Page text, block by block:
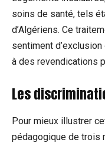
soins de santé, tels
d’Algériens. Ce
sentiment
à des revendications
Les
Pour mieux illustrer
pédagogique de trois